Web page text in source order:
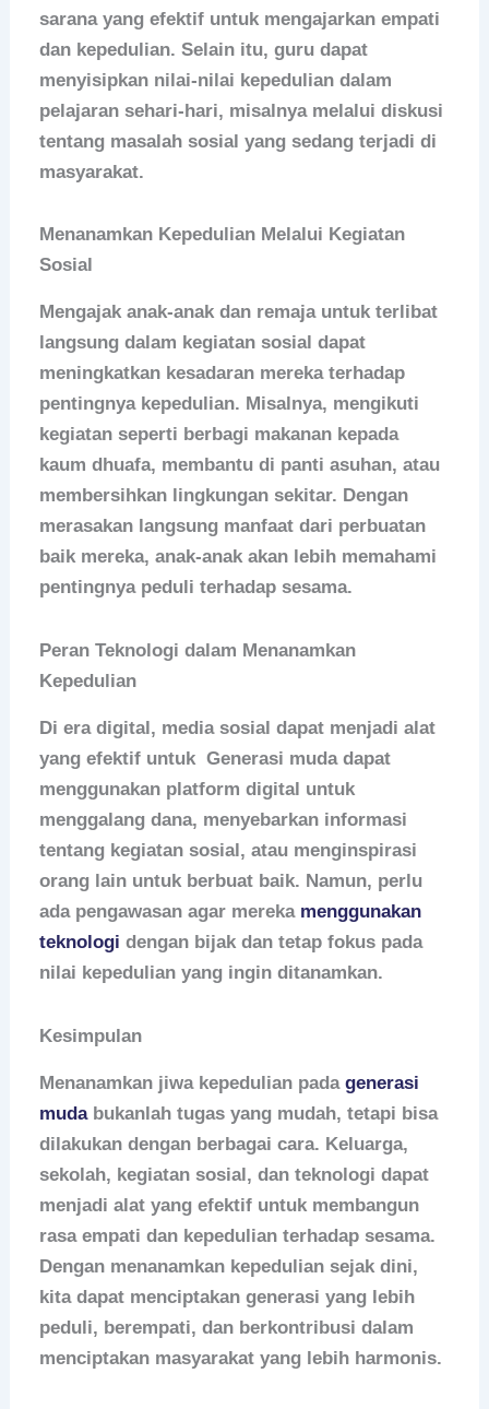
sarana yang efektif untuk mengajarkan empati
dan kepedulian. Selain itu, guru dapat
menyisipkan nilai-nilai kepedulian dalam
pelajaran sehari-hari, misalnya melalui diskusi
tentang masalah sosial yang sedang terjadi di
masyarakat.
Menanamkan Kepedulian Melalui Kegiatan
Sosial
Mengajak anak-anak dan remaja untuk terlibat
langsung dalam kegiatan sosial dapat
meningkatkan kesadaran mereka terhadap
pentingnya kepedulian. Misalnya, mengikuti
kegiatan seperti berbagi makanan kepada
kaum dhuafa, membantu di panti asuhan, atau
membersihkan lingkungan sekitar. Dengan
merasakan langsung manfaat dari perbuatan
baik mereka, anak-anak akan lebih memahami
pentingnya peduli terhadap sesama.
Peran Teknologi dalam Menanamkan
Kepedulian
Di era digital, media sosial dapat menjadi alat
yang efektif untuk Generasi muda dapat
menggunakan platform digital untuk
menggalang dana, menyebarkan informasi
tentang kegiatan sosial, atau menginspirasi
orang lain untuk berbuat baik. Namun, perlu
ada pengawasan agar mereka menggunakan
teknologi dengan bijak dan tetap fokus pada
nilai kepedulian yang ingin ditanamkan.
Kesimpulan
Menanamkan jiwa kepedulian padagenerasi
mudabukanlah tugas yang mudah, tetapi bisa
dilakukan dengan berbagai cara. Keluarga,
sekolah, kegiatan sosial, dan teknologi dapat
menjadi alat yang efektif untuk membangun
rasa empati dan kepedulian terhadap sesama.
Dengan menanamkan kepedulian sejak dini,
kita dapat menciptakan generasi yang lebih
peduli, berempati, dan berkontribusi dalam
menciptakan masyarakat yang lebih harmonis.